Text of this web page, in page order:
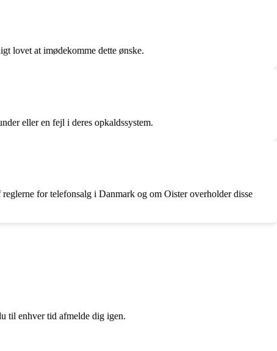
lovet at imødekomme dette ønske.
eller en fejl i deres opkaldssystem.
for telefonsalg i Danmark og om Oister overholder disse
til enhver tid afmelde dig igen.